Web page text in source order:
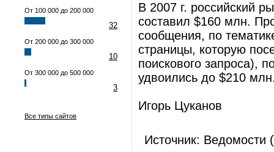
От 100 000 до 200 000
32
От 200 000 до 300 000
10
От 300 000 до 500 000
3
Все типы сайтов
В 2007 г. российский
составил $160 млн.
сообщения, по
страницы, которую
поискового запроса),
удвоились до $210
Игорь Цуканов
Источник: Ведомости (